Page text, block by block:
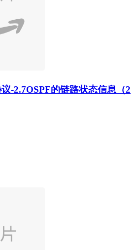
议-2.7OSPF的链路状态信息（2